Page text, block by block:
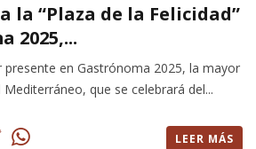
la “Plaza de la Felicidad”
2025,...
presente en Gastrónoma 2025, la mayor
que se celebrará del...
LEER MÁS